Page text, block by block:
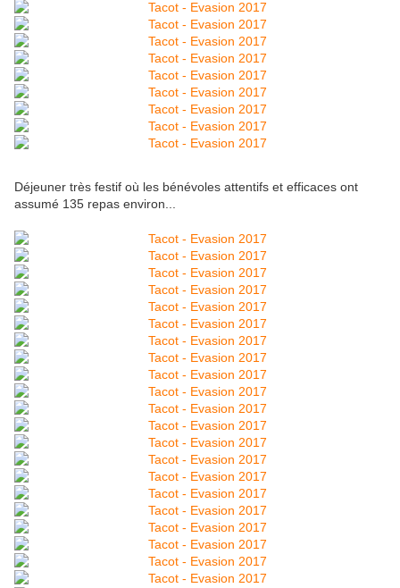
Déjeuner très festif où les bénévoles attentifs et efficaces ont
assumé 135 repas environ...